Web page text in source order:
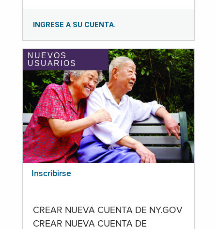
INGRESE A SU CUENTA.
NUEVOS
USUARIOS
Inscribirse
CREAR NUEVA CUENTA DE NY.GOV
CREAR NUEVA CUENTA DE